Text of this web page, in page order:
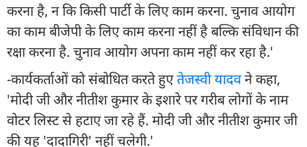
करना है, न कि किसी पार्टी के लिए काम करना. चुनाव आयोग
का काम बीजेपी के लिए काम करना नहीं है बल्कि संविधान की
रक्षा करना है. चुनाव आयोग अपना काम नहीं कर रहा है.'
-कार्यकर्ताओं को संबोधित करते हुएतेजस्वी यादवने कहा,
'मोदी जी और नीतीश कुमार के इशारे पर गरीब लोगों के नाम
वोटर लिस्ट से हटाए जा रहे हैं. मोदी जी और नीतीश कुमार जी
की यह 'दादागिरी' नहीं चलेगी.'